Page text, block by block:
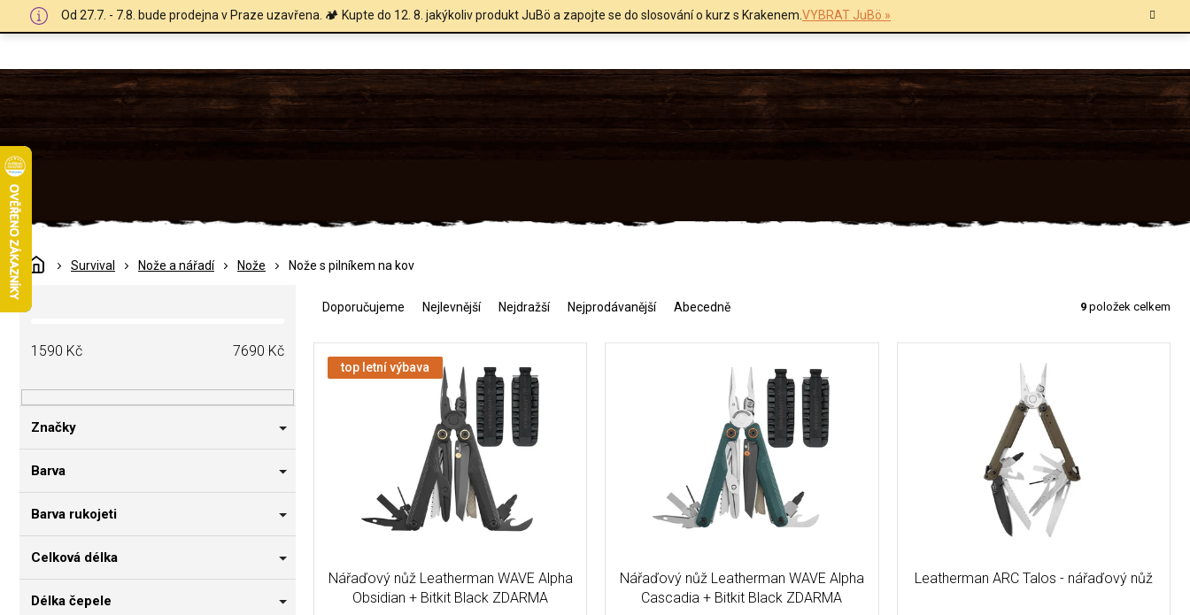
Od 27.7. - 7.8. bude prodejna v Praze uzavřena. 🏕️ Kupte do 12. 8. jakýkoliv produkt JuBö a zapojte se do slosování o kurz s Krakenem.VYBRAT JuBö »
DomůSurvival Nože a nářadí Nože Nože s pilníkem na kov
P
o
a
n
í
a
1590 Kč 7690 Kč
Značky
Barva
Barva rukojeti
Celková délka
Délka čepele
e
Doporučujeme Nejlevnější Nejdražší Nejprodávanější Abecedně 9 položek celkem
top letní výbava
Nářaďový nůž Leatherman WAVE Alpha
Obsidian + Bitkit Black ZDARMA
Nářaďový nůž Leatherman WAVE Alpha
Cascadia + Bitkit Black ZDARMA
Leatherman ARC Talos - nářaďový nůž